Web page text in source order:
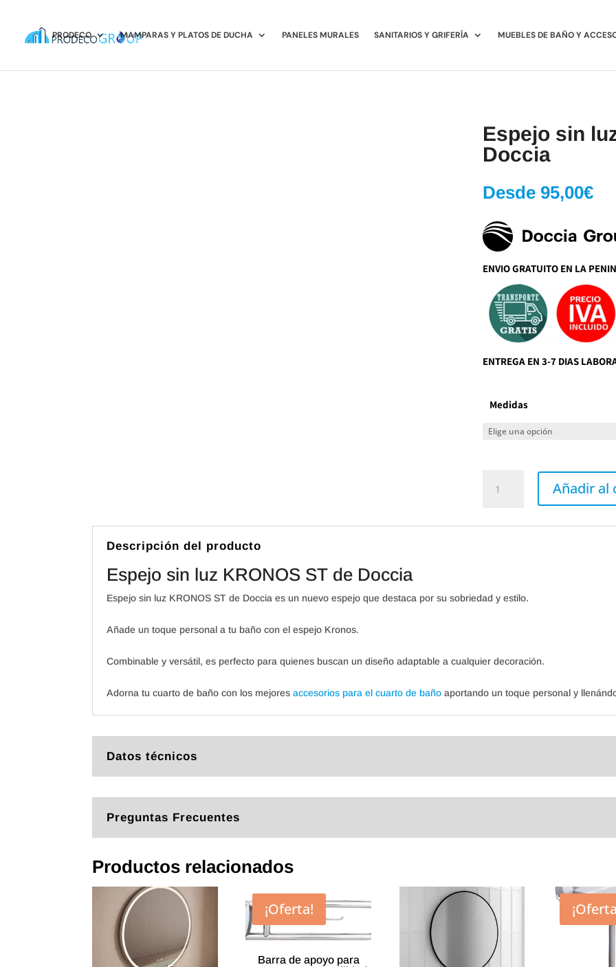
PRODECO MAMPARAS Y PLATOS DE DUCHA PANELES MURALES SANITARIOS Y GRIFERÍA MUEBLES DE BAÑO Y
Espejo sin
Doccia
Desde 95,00€
ENVIO GRATUITO EN LA
ENTREGA EN 3-7 DIAS
Medidas
de
Añadir al
Descripción del producto
Espejo sin luz KRONOS ST de Doccia
Espejo sin luz KRONOS ST de Doccia es un nuevo espejo que destaca por su sobriedad y estilo.
Añade un toque personal a tu baño con el espejo Kronos.
Combinable y versátil, es perfecto para quienes buscan un diseño adaptable a cualquier decoración.
Adorna tu cuarto de baño con los mejoresaccesorios para el cuarto de baño aportando un toque personal y
Datos técnicos
Preguntas Frecuentes
Productos relacionados
¡Oferta!
Barra de apoyo para